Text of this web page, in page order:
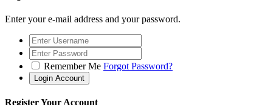
Enter your e-mail address and your password.
Remember Me Forgot Password?
Register Your Account